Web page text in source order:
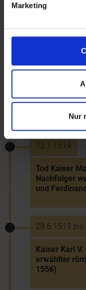
Marketing
Nur
auf dem
29.12.1518
Verleihung
zweiten
12.1.1519
Tod Kaiser
Nachfolger
und
28.6.1519 bis
Kaiser Karl
erwählter
1556)